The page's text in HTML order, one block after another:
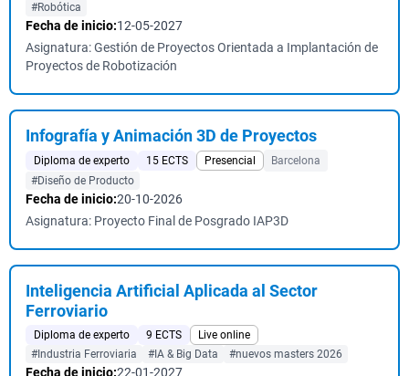
#Robótica
Fecha de inicio:12-05-2027
Asignatura: Gestión de Proyectos Orientada a Implantación de
Proyectos de Robotización
Infografía y Animación 3D de Proyectos
Diploma de experto 15 ECTS Presencial
Barcelona
#Diseño de Producto
Fecha de inicio:20-10-2026
Asignatura: Proyecto Final de Posgrado IAP3D
Inteligencia Artificial Aplicada al Sector
Ferroviario
Diploma de experto 9 ECTS
Live online
#Industria Ferroviaria
#IA & Big Data #nuevos masters 2026
Fecha de inicio:22-01-2027